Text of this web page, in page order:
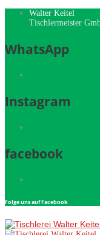
Walter Keitel
Tischlermeister
WhatsApp
Instagram
facebook
Folge uns auf Facebook